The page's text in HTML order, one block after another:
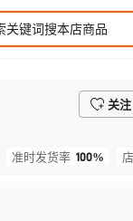
关注
准时发货率 100%